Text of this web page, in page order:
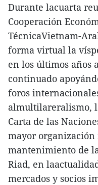
Durante lacuarta
Cooperación
TécnicaVietnam-
forma virtual la
en los últimos años
continuado
foros
almultilareralismo,
Carta de las
mayor
mantenimiento de
Riad, en
mercados y socios